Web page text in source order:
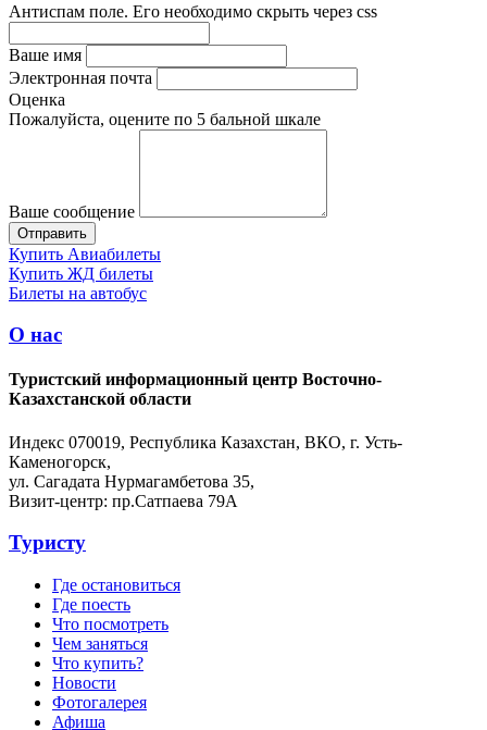
Антиспам поле. Его необходимо скрыть через css
Ваше имя
Электронная почта
Оценка
Пожалуйста, оцените по 5 бальной шкале
Ваше сообщение
Купить Авиабилеты
Купить ЖД билеты
Билеты на автобус
О нас
Туристский информационный центр Восточно-
Казахстанской области
Индекс 070019, Республика Казахстан, ВКО, г. Усть-
Каменогорск,
ул. Сагадата Нурмагамбетова 35,
Визит-центр: пр.Сатпаева 79А
Туристу
Где остановиться
Где поесть
Что посмотреть
Чем заняться
Что купить?
Новости
Фотогалерея
Афиша